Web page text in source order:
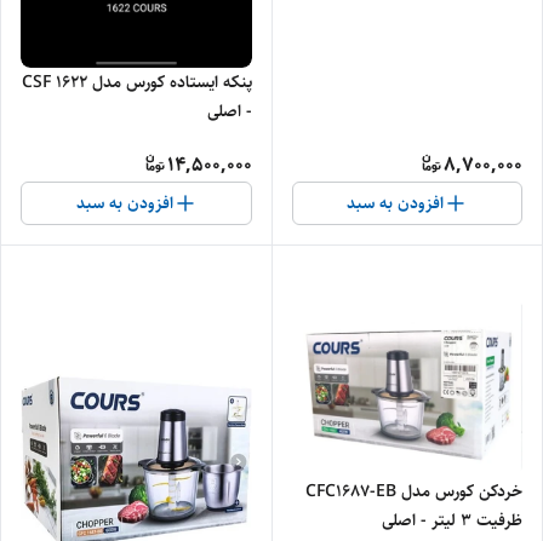
8,700,000
افزودن به سبد
پنکه ایستاده کورس مدل CSF 1622
- اصلی
14,500,000
افزودن به سبد
خردکن کورس مدل CFC1687-EB
ظرفیت ۳ لیتر - اصلی